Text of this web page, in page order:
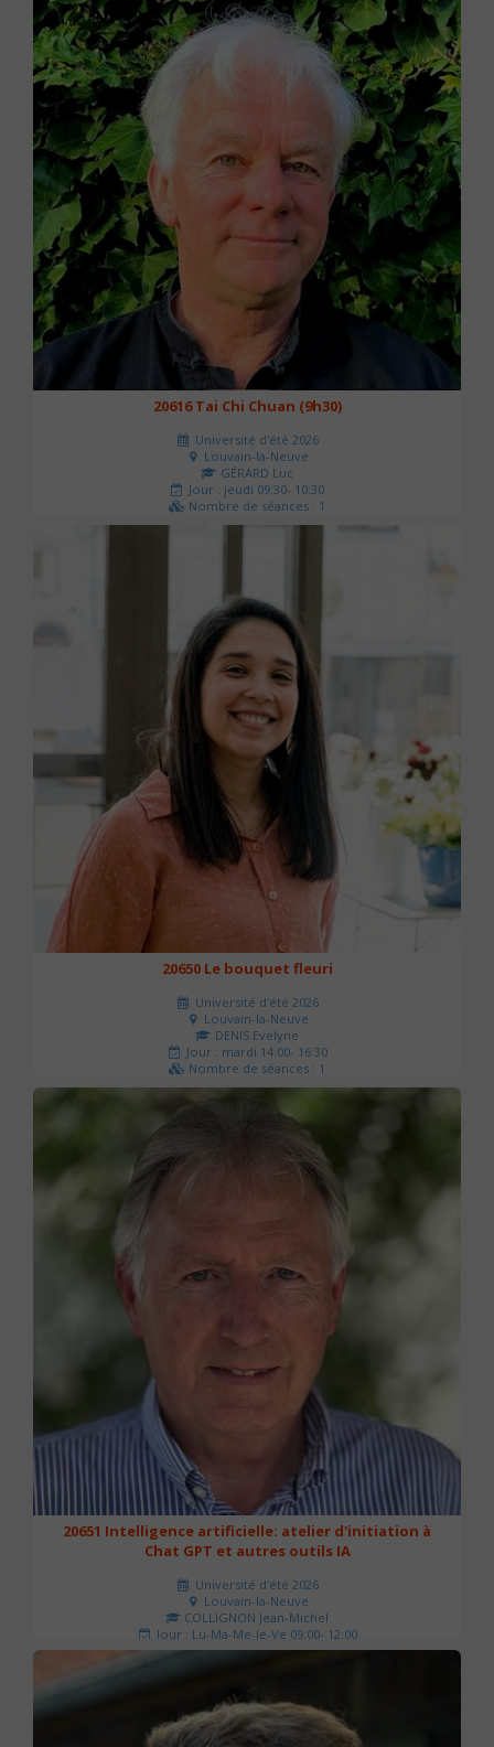
20616 Tai Chi Chuan (9h30)
Université d'été 2026
Louvain-la-Neuve
GÉRARD Luc
Jour : jeudi 09:30- 10:30
Nombre de séances : 1
20650 Le bouquet fleuri
Université d'été 2026
Louvain-la-Neuve
DENIS Evelyne
Jour : mardi 14:00- 16:30
Nombre de séances : 1
60 €
20651 Intelligence artificielle: atelier d'initiation à
Chat GPT et autres outils IA
Université d'été 2026
Louvain-la-Neuve
COLLIGNON Jean-Michel
Jour : Lu-Ma-Me-Je-Ve 09:00- 12:00
Nombre de séances : 2